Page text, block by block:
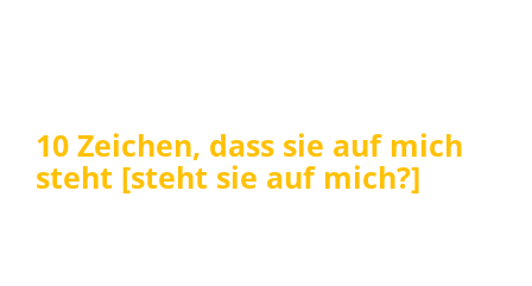
10 Zeichen, dass sie auf mich
steht [steht sie auf mich?]